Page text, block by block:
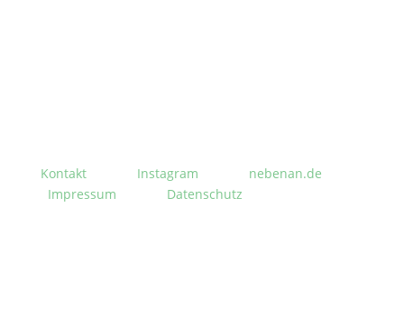
Kontakt Instagram
nebenan.de
Impressum
Datenschutz